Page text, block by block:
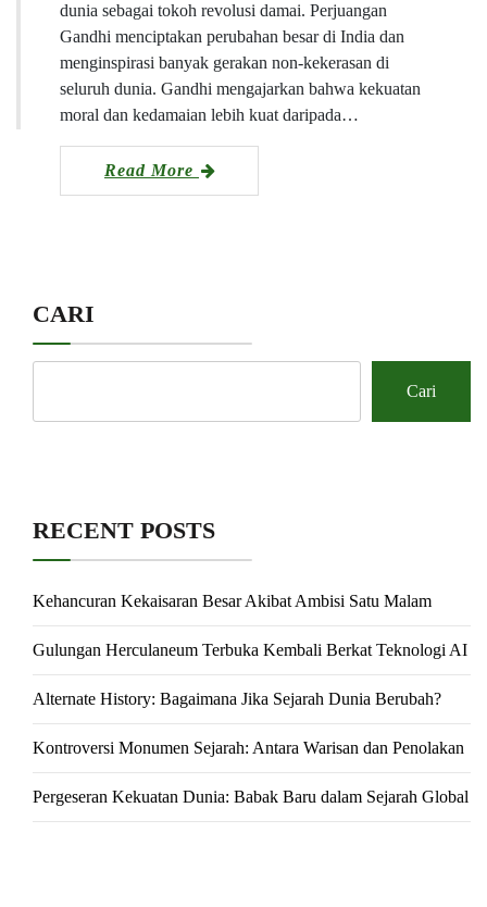
dunia sebagai tokoh revolusi damai. Perjuangan
Gandhi menciptakan perubahan besar di India dan
menginspirasi banyak gerakan non-kekerasan di
seluruh dunia. Gandhi mengajarkan bahwa kekuatan
moral dan kedamaian lebih kuat daripada…
Read More
CARI
Cari
RECENT POSTS
Kehancuran Kekaisaran Besar Akibat Ambisi Satu Malam
Gulungan Herculaneum Terbuka Kembali Berkat Teknologi AI
Alternate History: Bagaimana Jika Sejarah Dunia Berubah?
Kontroversi Monumen Sejarah: Antara Warisan dan Penolakan
Pergeseran Kekuatan Dunia: Babak Baru dalam Sejarah Global